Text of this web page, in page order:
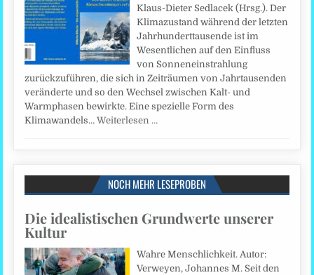
Klaus-Dieter Sedlacek (Hrsg.). Der
Klimazustand während der letzten
Jahrhunderttausende ist im
Wesentlichen auf den Einfluss
von Sonneneinstrahlung
zurückzuführen, die sich in Zeiträumen von Jahrtausenden
veränderte und so den Wechsel zwischen Kalt- und
Warmphasen bewirkte. Eine spezielle Form des
Klimawandels…Weiterlesen …
NOCH MEHR LESEPROBEN
Die idealistischen Grundwerte unserer
Kultur
Wahre Menschlichkeit. Autor:
Verweyen, Johannes M. Seit den